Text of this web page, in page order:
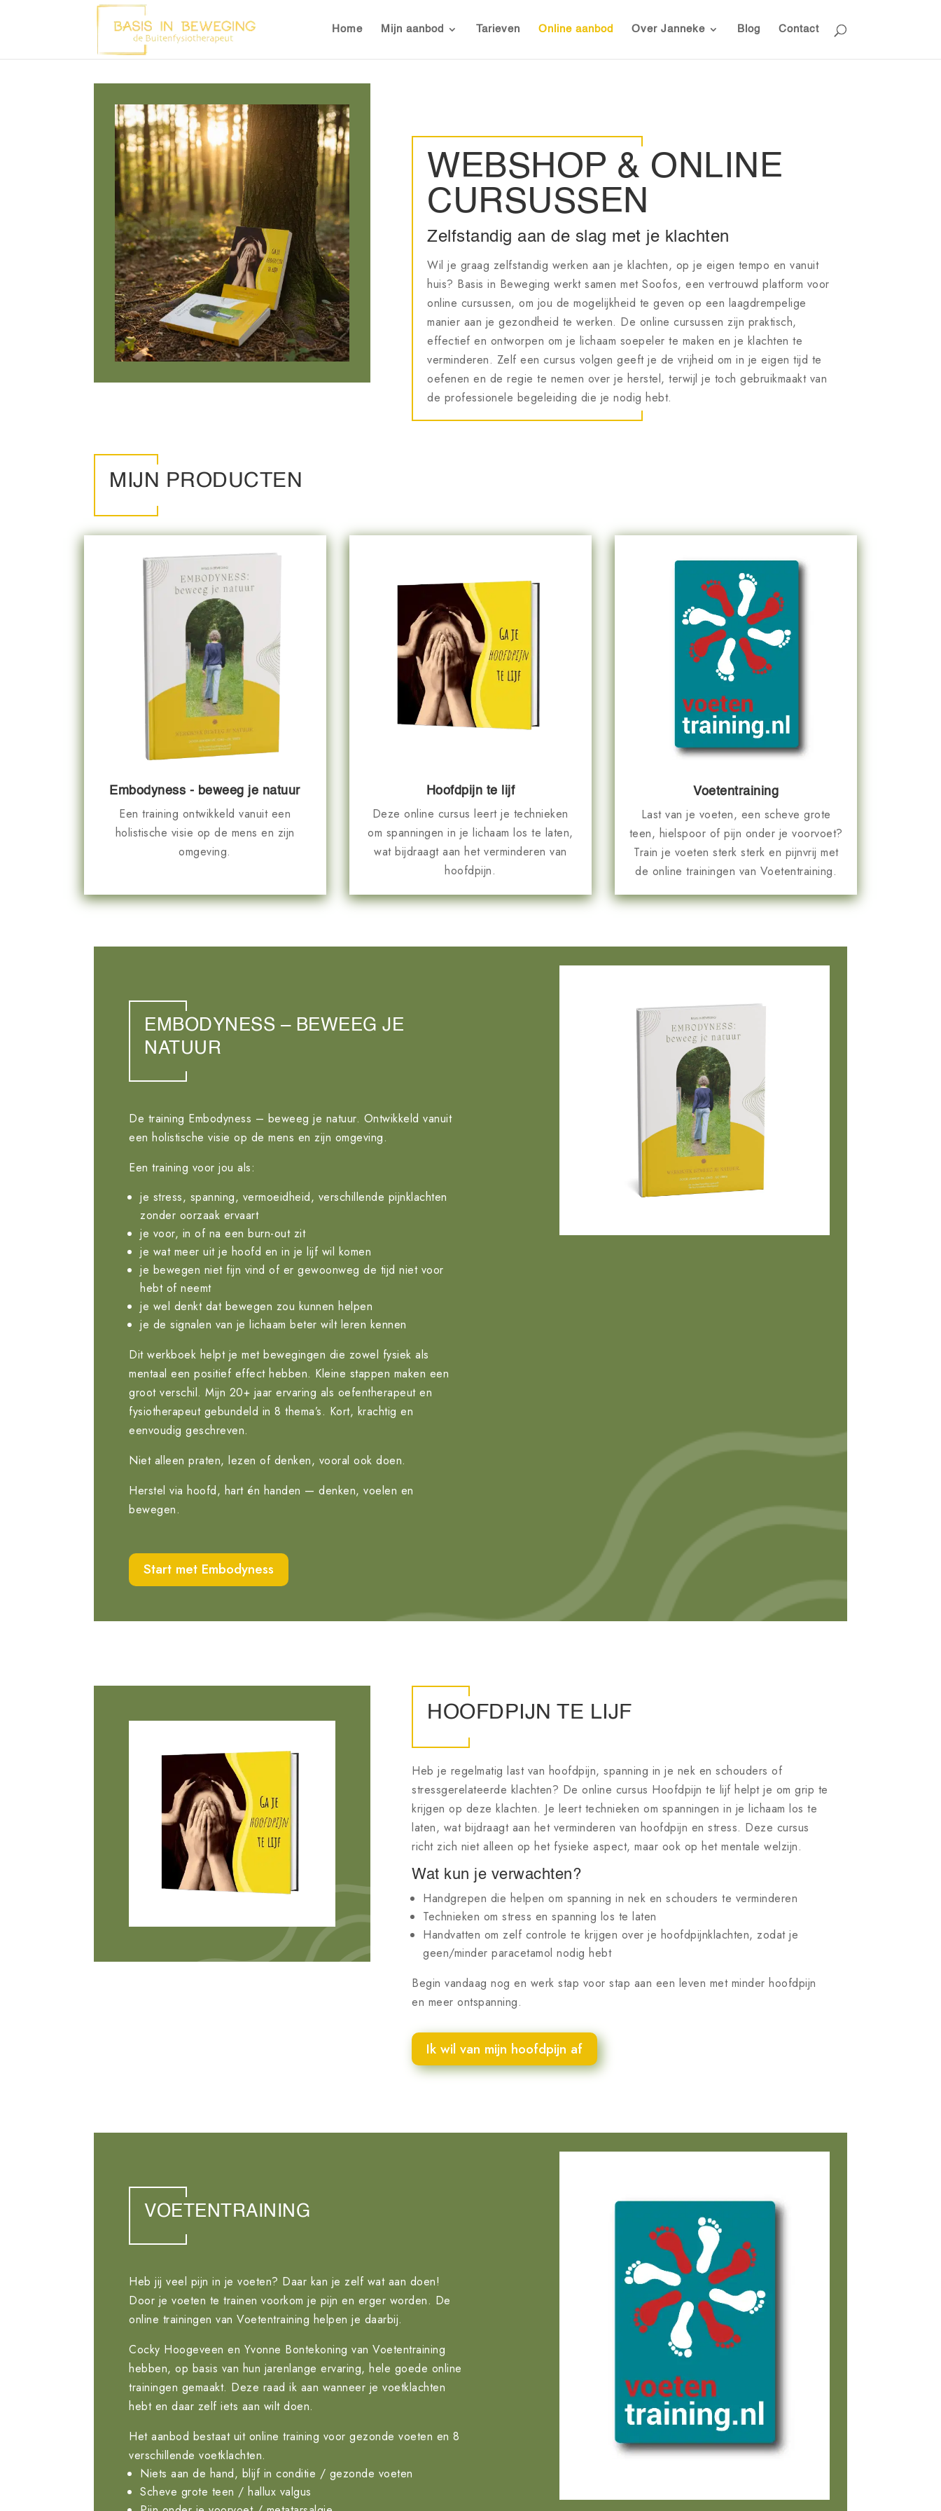
Home Mijn aanbod Tarieven Online aanbod Over Janneke Blog Contact
WEBSHOP & ONLINE
CURSUSSEN
Zelfstandig aan de slag met je klachten
Wil je graag zelfstandig werken aan je klachten, op je eigen tempo en vanuit
huis? Basis in Beweging werkt samen met Soofos, een vertrouwd platform voor
online cursussen, om jou de mogelijkheid te geven op een laagdrempelige
manier aan je gezondheid te werken. De online cursussen zijn praktisch,
effectief en ontworpen om je lichaam soepeler te maken en je klachten te
verminderen. Zelf een cursus volgen geeft je de vrijheid om in je eigen tijd te
oefenen en de regie te nemen over je herstel, terwijl je toch gebruikmaakt van
de professionele begeleiding die je nodig hebt.
MIJN PRODUCTEN
Embodyness - beweeg je natuur
Een training ontwikkeld vanuit een
holistische visie op de mens en zijn
omgeving.
Hoofdpijn te lijf
Deze online cursus leert je technieken
om spanningen in je lichaam los te laten,
wat bijdraagt aan het verminderen van
hoofdpijn.
Voetentraining
Last van je voeten, een scheve grote
teen, hielspoor of pijn onder je voorvoet?
Train je voeten sterk sterk en pijnvrij met
de online trainingen van Voetentraining.
EMBODYNESS – BEWEEG JE
NATUUR
De training Embodyness – beweeg je natuur. Ontwikkeld vanuit
een holistische visie op de mens en zijn omgeving.
Een training voor jou als:
je stress, spanning, vermoeidheid, verschillende pijnklachten
zonder oorzaak ervaart
je voor, in of na een burn-out zit
je wat meer uit je hoofd en in je lijf wil komen
je bewegen niet fijn vind of er gewoonweg de tijd niet voor
hebt of neemt
je wel denkt dat bewegen zou kunnen helpen
je de signalen van je lichaam beter wilt leren kennen
Dit werkboek helpt je met bewegingen die zowel fysiek als
mentaal een positief effect hebben. Kleine stappen maken een
groot verschil. Mijn 20+ jaar ervaring als oefentherapeut en
fysiotherapeut gebundeld in 8 thema’s. Kort, krachtig en
eenvoudig geschreven.
Niet alleen praten, lezen of denken, vooral ook doen.
Herstel via hoofd, hart én handen — denken, voelen en
bewegen.
Start met Embodyness
HOOFDPIJN TE LIJF
Heb je regelmatig last van hoofdpijn, spanning in je nek en schouders of
stressgerelateerde klachten? De online cursus Hoofdpijn te lijf helpt je om grip te
krijgen op deze klachten. Je leert technieken om spanningen in je lichaam los te
laten, wat bijdraagt aan het verminderen van hoofdpijn en stress. Deze cursus
richt zich niet alleen op het fysieke aspect, maar ook op het mentale welzijn.
Wat kun je verwachten?
Handgrepen die helpen om spanning in nek en schouders te verminderen
Technieken om stress en spanning los te laten
Handvatten om zelf controle te krijgen over je hoofdpijnklachten, zodat je
geen/minder paracetamol nodig hebt
Begin vandaag nog en werk stap voor stap aan een leven met minder hoofdpijn
en meer ontspanning.
Ik wil van mijn hoofdpijn af
VOETENTRAINING
Heb jij veel pijn in je voeten? Daar kan je zelf wat aan doen!
Door je voeten te trainen voorkom je pijn en erger worden. De
online trainingen van Voetentraining helpen je daarbij.
Cocky Hoogeveen en Yvonne Bontekoning van Voetentraining
hebben, op basis van hun jarenlange ervaring, hele goede online
trainingen gemaakt. Deze raad ik aan wanneer je voetklachten
hebt en daar zelf iets aan wilt doen.
Het aanbod bestaat uit online training voor gezonde voeten en 8
verschillende voetklachten.
Niets aan de hand, blijf in conditie / gezonde voeten
Scheve grote teen / hallux valgus